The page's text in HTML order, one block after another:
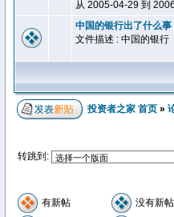
从 2005-04-29 到
中国的银行出了什么事
文件描述 : 中国的银行
投资者之家 首页 »
转跳到:
有新帖 没有新帖